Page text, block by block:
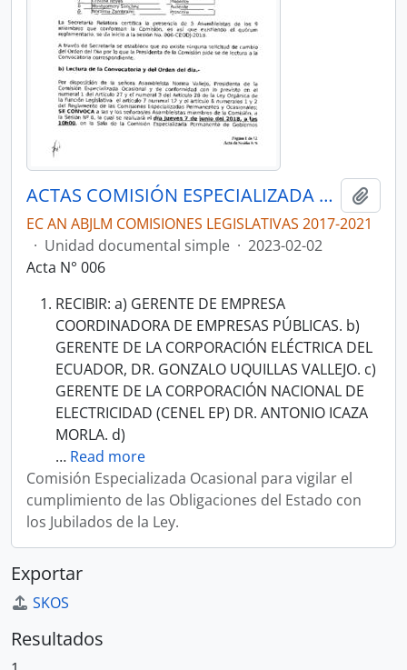
ACTAS COMISIÓN ESPECIALIZADA OCASIONAL POR LA VERDAD, JUSTICIA Y LA LUCHA CONTRA LA CORRUPCIÓN, EN EL CASO “EL GRAN PADRINO”
EC AN ABJLM COMISIONES LEGISLATIVAS 2017-2021
· Unidad documental simple · 2023-02-02
Acta N° 006
RECIBIR: a) GERENTE DE EMPRESA
COORDINADORA DE EMPRESAS PÚBLICAS. b)
GERENTE DE LA CORPORACIÓN ELÉCTRICA DEL
ECUADOR, DR. GONZALO UQUILLAS VALLEJO. c)
GERENTE DE LA CORPORACIÓN NACIONAL DE
ELECTRICIDAD (CENEL EP) DR. ANTONIO ICAZA
MORLA. d)
… Read more
Comisión Especializada Ocasional para vigilar el
cumplimiento de las Obligaciones del Estado con
los Jubilados de la Ley.
Exportar
SKOS
Resultados